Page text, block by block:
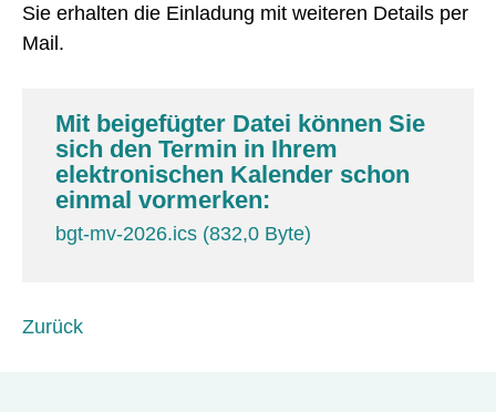
Sie erhalten die Einladung mit weiteren Details per
Mail.
Mit beigefügter Datei können Sie
sich den Termin in Ihrem
elektronischen Kalender schon
einmal vormerken:
bgt-mv-2026.ics (832,0 Byte)
Zurück